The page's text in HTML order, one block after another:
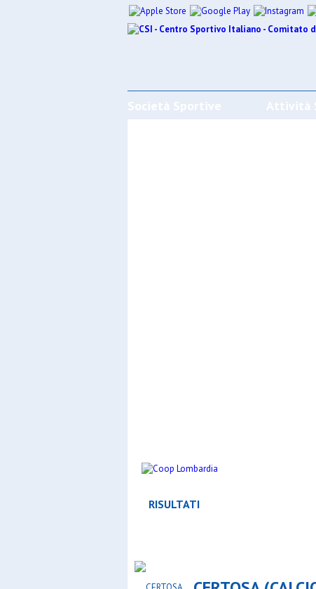
Società Sportive Attività
RISULTATI